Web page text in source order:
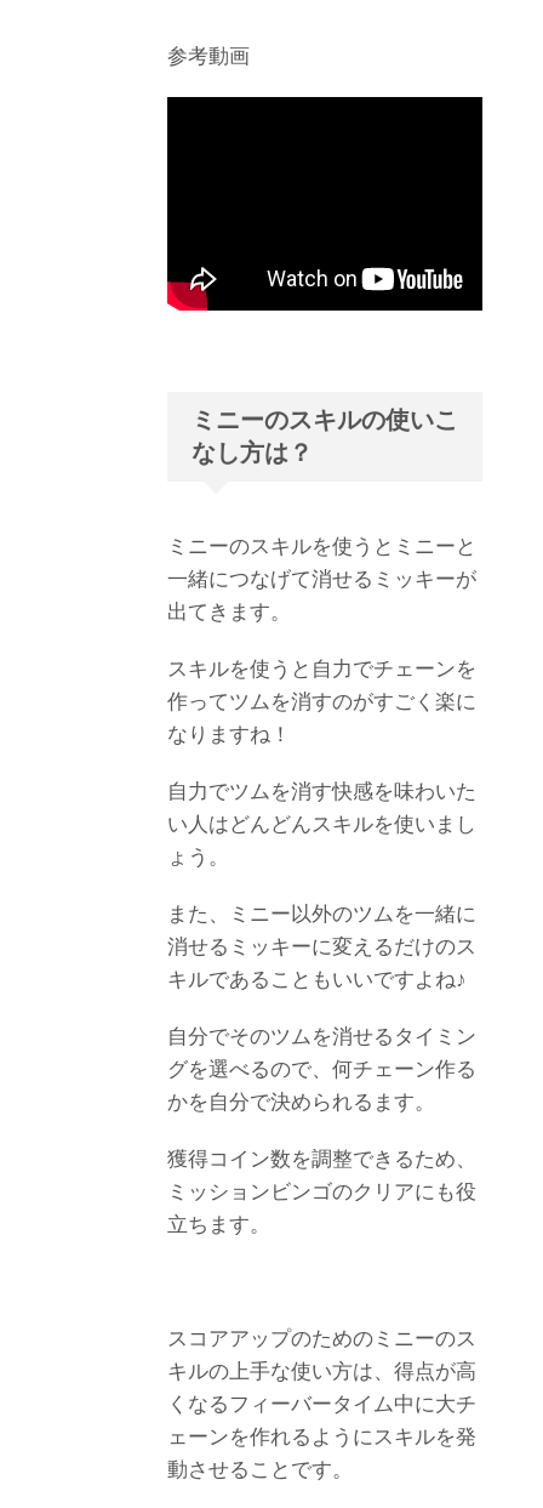
参考動画
ミニーのスキルの使いこ
なし方は？
ミニーのスキルを使うとミニーと
一緒につなげて消せるミッキーが
出てきます。
スキルを使うと自力でチェーンを
作ってツムを消すのがすごく楽に
なりますね！
自力でツムを消す快感を味わいた
い人はどんどんスキルを使いまし
ょう。
また、ミニー以外のツムを一緒に
消せるミッキーに変えるだけのス
キルであることもいいですよね♪
自分でそのツムを消せるタイミン
グを選べるので、何チェーン作る
かを自分で決められるます。
獲得コイン数を調整できるため、
ミッションビンゴのクリアにも役
立ちます。
スコアアップのためのミニーのス
キルの上手な使い方は、得点が高
くなるフィーバータイム中に大チ
ェーンを作れるようにスキルを発
動させることです。